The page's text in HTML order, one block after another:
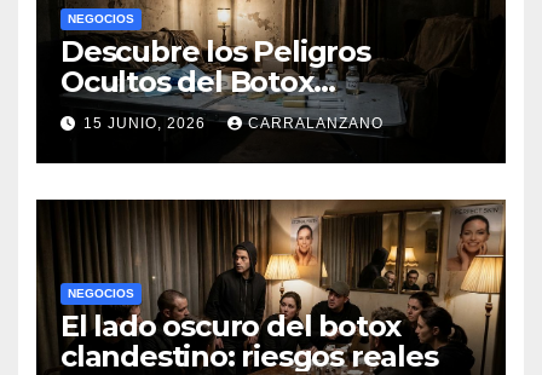
NEGOCIOS
Descubre los Peligros
Ocultos del Botox
Clandestino
15 JUNIO, 2026 CARRALANZANO
NEGOCIOS
El lado oscuro del botox
clandestino: riesgos reales